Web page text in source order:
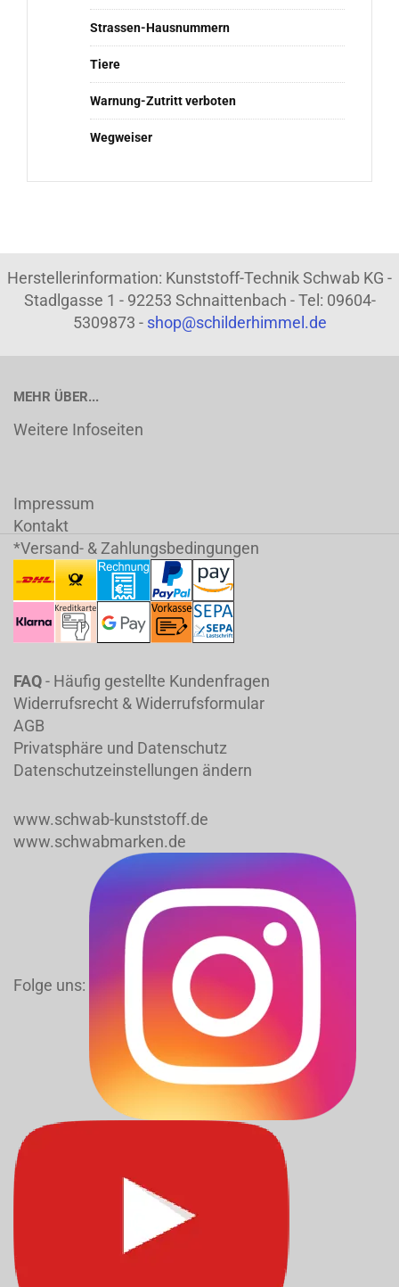
Strassen-Hausnummern
Tiere
Warnung-Zutritt verboten
Wegweiser
Herstellerinformation: Kunststoff-Technik Schwab KG -
Stadlgasse 1 - 92253 Schnaittenbach - Tel: 09604-
5309873 - shop@schilderhimmel.de
MEHR ÜBER...
Weitere Infoseiten
Impressum
Kontakt
*Versand- & Zahlungsbedingungen
FAQ- Häufig gestellte Kundenfragen
Widerrufsrecht & Widerrufsformular
AGB
Privatsphäre und Datenschutz
Datenschutzeinstellungen ändern
www.schwab-kunststoff.de
www.schwabmarken.de
Folge uns: